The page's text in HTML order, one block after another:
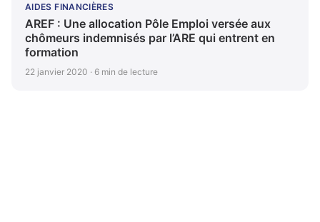
AIDES FINANCIÈRES
AREF : Une allocation Pôle Emploi versée aux
chômeurs indemnisés par l’ARE qui entrent en
formation
22 janvier 2020 · 6 min de lecture